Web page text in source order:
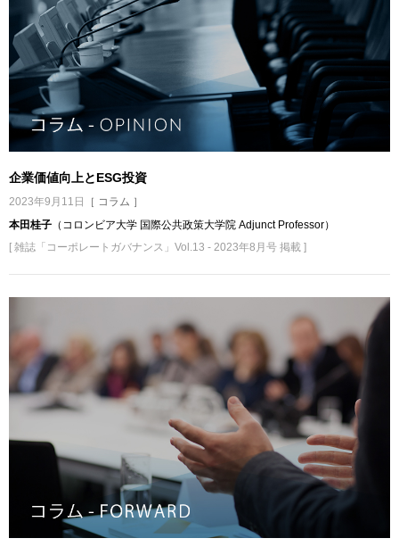
企業価値向上とESG投資
2023年9月11日
［ コラム ］
本田桂子 （コロンビア大学 国際公共政策大学院 Adjunct Professor）
[ 雑誌「コーポレートガバナンス」Vol.13 - 2023年8月号 掲載 ]